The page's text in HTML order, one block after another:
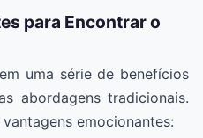
para Encontrar o
uma série de benefícios
abordagens tradicionais.
emocionantes: